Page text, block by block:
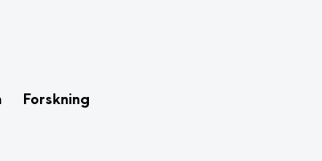
Forskning